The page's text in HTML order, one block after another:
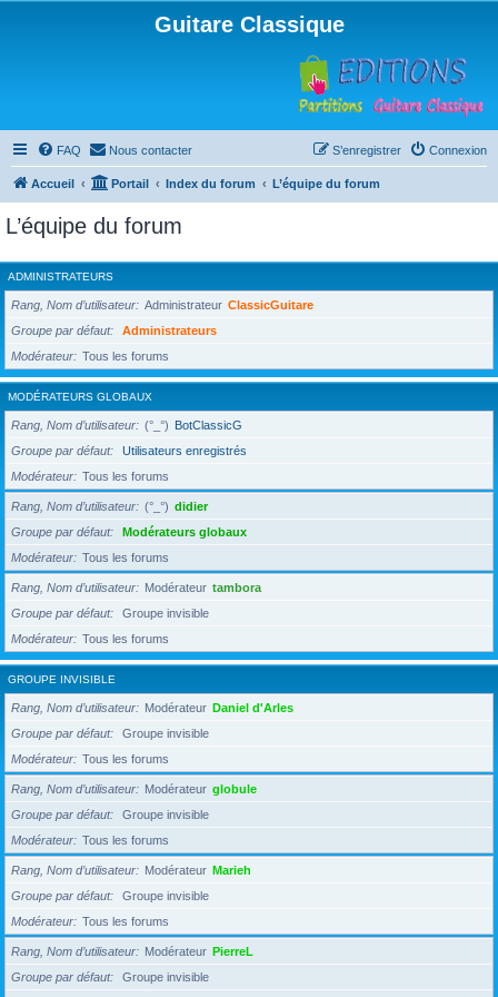
Guitare Classique
FAQ Nous contacter Connexion
S’enregistrer
Accueil Portail Index du forum L’équipe du forum
L’équipe du forum
ADMINISTRATEURS
Rang, Nom d’utilisateur Administrateur ClassicGuitare
Groupe par défaut
Administrateurs
Modérateur
Tous les forums
MODÉRATEURS GLOBAUX
Rang, Nom d’utilisateur (°_°) BotClassicG
Groupe par défaut
Utilisateurs enregistrés
Modérateur
Tous les forums
Rang, Nom d’utilisateur (°_°) didier
Groupe par défaut
Modérateurs globaux
Modérateur
Tous les forums
Rang, Nom d’utilisateur Modérateur tambora
Groupe par défaut
Groupe invisible
Modérateur
Tous les forums
GROUPE INVISIBLE
Rang, Nom d’utilisateur Modérateur Daniel d'Arles
Groupe par défaut
Groupe invisible
Modérateur
Tous les forums
Rang, Nom d’utilisateur Modérateur globule
Groupe par défaut
Groupe invisible
Modérateur
Tous les forums
Rang, Nom d’utilisateur Modérateur Marieh
Groupe par défaut
Groupe invisible
Modérateur
Tous les forums
Rang, Nom d’utilisateur Modérateur PierreL
Groupe par défaut
Groupe invisible